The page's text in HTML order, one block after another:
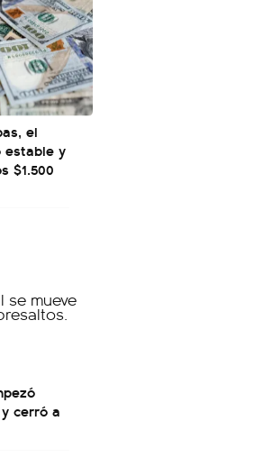
el
estable y
$1.500
cerró a
que "la
no llega sino